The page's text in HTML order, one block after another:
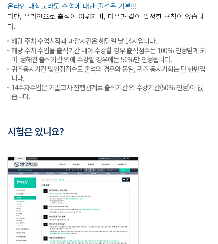
온라인 대학교라도 수업에 대한 출석은 기본!!!
다만, 온라인으로 출석이 이뤄지며, 다음과 같이 일정한 규칙이 있습니
다.
해당 주차 수업시작과 마감시간은 해당일 낮 14시입니다.
해당 주차 수업을 출석기간 내에 수강할 경우 출석점수는 100% 인정받게 되
며, 정해진 출석기간 외에 수강할 경우에는 50%만 인정됩니다.
퀴즈응시기간 및인정점수도 출석의 경우와 동일, 퀴즈 응시기회는 단 한번입
니다.
14주차수업은 기말고사 진행관계로 출석기간 외 수강기간(50% 인정)이 없
습니다.
시험은 있나요?